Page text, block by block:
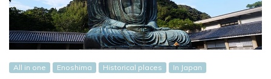
All in one Enoshima Historical places
In Japan